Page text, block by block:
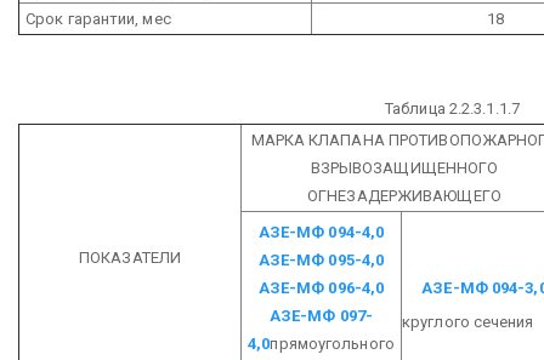
Срок гарантии, мес
18
Таблица 2.2.3.1.1.7
ПОКАЗАТЕЛИ
МАРКА КЛАПАНА
ВЗРЫВОЗАЩИЩЕННОГО
ОГНЕЗАДЕРЖИВАЮЩЕГО
АЗЕ-МФ 094-4,0
АЗЕ-МФ 095-4,0
АЗЕ-МФ 096-4,0
АЗЕ-МФ 097-
4,0прямоугольного
АЗЕ-МФ 094-
круглого сечения